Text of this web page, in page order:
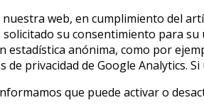
nuestra web, en cumplimiento del
solicitado su consentimiento para
estadística anónima, como por
privacidad de Google Analytics.
que puede activar o